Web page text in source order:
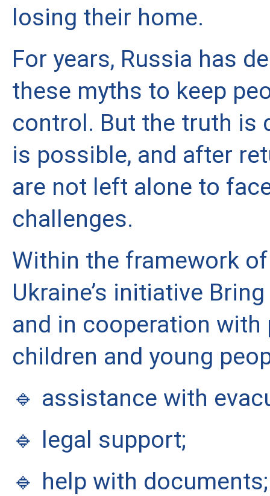
losing their home.
For years, Russia has
these myths to keep
control. But the truth is
is possible, and after
are not left alone to
challenges.
Within the framework
Ukraine’s initiative
and in cooperation with
children and young
🔹 assistance with
🔹 legal support;
🔹 help with documents;